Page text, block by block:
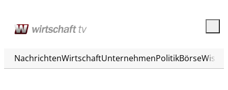
NachrichtenWirtschaftUnternehmenPolitikBörse